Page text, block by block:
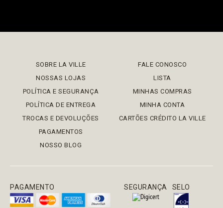
SOBRE LA VILLE
NOSSAS LOJAS
POLÍTICA E SEGURANÇA
POLÍTICA DE ENTREGA
TROCAS E DEVOLUÇÕES
PAGAMENTOS
NOSSO BLOG
FALE CONOSCO
LISTA
MINHAS COMPRAS
MINHA CONTA
CARTÕES CRÉDITO LA VILLE
PAGAMENTO SEGURANÇA SELO